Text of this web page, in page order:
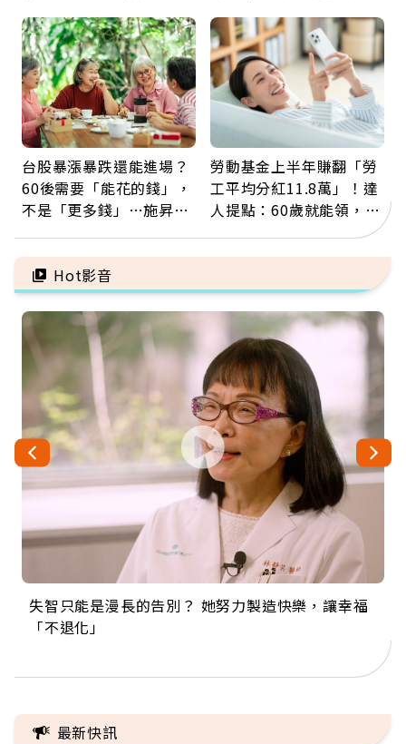
台股暴漲暴跌還能進場？
60後需要「能花的錢」，
不是「更多錢」…施昇
票
勞動基金上半年賺翻「勞
工平均分紅11.8萬」！達
人提點：60歲就能領，重
新就業還有隱藏版退休金
Hot影音
失智只能是漫長的告別？ 她努力製造快樂，讓幸福
「不退化」
來自剛果的巧克力神父 為台灣奉獻36年 「台灣是我
的家，我連作夢都講台語！」
63歲卸矽谷副總、搬回台灣找快樂！「蛋黃哥小
丑」走進安養院，逗樂上萬爺奶：退休後才開始真
104歲打破金氏世界紀錄 成為全球最年長羽球選
手，分享長壽的秘密原來是「這個」
事業巔峰他選擇追夢…黑手阿伯拉小提琴還登上小
巨蛋！連CNN都大讚！
最新快訊